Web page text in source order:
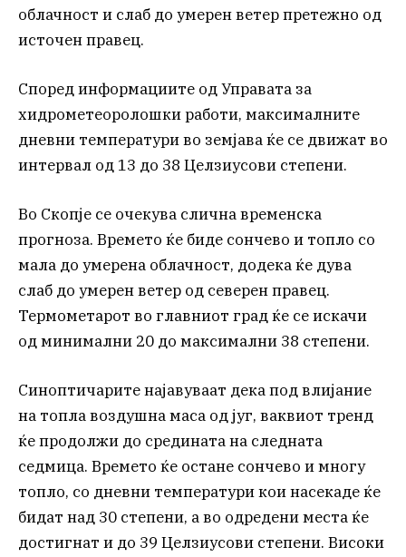
облачност и слаб до умерен ветер претежно од
источен правец.
Според информациите од Управата за
хидрометеоролошки работи, максималните
дневни температури во земјава ќе се движат во
интервал од 13 до 38 Целзиусови степени.
Во Скопје се очекува слична временска
прогноза. Времето ќе биде сончево и топло со
мала до умерена облачност, додека ќе дува
слаб до умерен ветер од северен правец.
Термометарот во главниот град ќе се искачи
од минимални 20 до максимални 38 степени.
Синоптичарите најавуваат дека под влијание
на топла воздушна маса од југ, ваквиот тренд
ќе продолжи до средината на следната
седмица. Времето ќе остане сончево и многу
топло, со дневни температури кои насекаде ќе
бидат над 30 степени, а во одредени места ќе
достигнат и до 39 Целзиусови степени. Високи